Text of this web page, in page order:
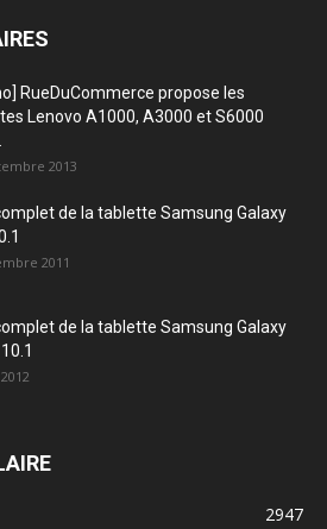
RueDuCommerce propose les
Lenovo A1000, A3000 et S6000
2013
de la tablette Samsung Galaxy
2011
de la tablette Samsung Galaxy
2947